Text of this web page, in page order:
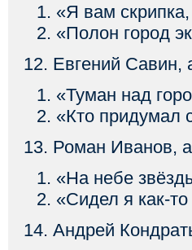
«Я вам
«Полон город
12. Евгений Савин,
«Туман над
«Кто
13. Роман Иванов,
«На небе
«Сидел я как-
14. Андрей